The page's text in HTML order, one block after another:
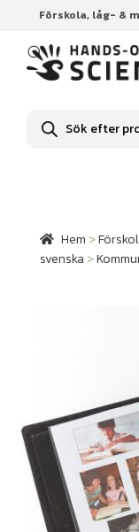
Förskola, låg- &
Produktsökning
Hem Förskola,
Kommunikation
Hem >
svenska >